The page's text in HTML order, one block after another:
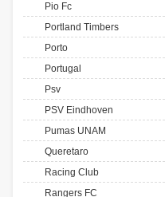
Pio Fc
Portland Timbers
Porto
Portugal
Psv
PSV Eindhoven
Pumas UNAM
Queretaro
Racing Club
Rangers FC